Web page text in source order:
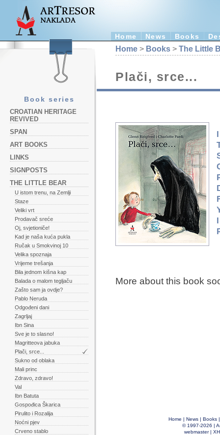
Home News Books
Book series
CROATIAN HERITAGE
REVIVED
SPAN
ART BOOKS
LINKS
SIGNPOSTS
THE LITTLE BEAR
U istom trenu, na Zemlji
Staze
Veliki vrt
Prodavač sreće
Oj, svjetioniče!
Kad je naša kuća pukla
Ručak u Smokvinoj 10
Velika spoznaja
Vrijeme trešanja
Bila jednom kišna kap
Balada o malom tegljaču
Zašto sam ja ovdje?
Pablo Neruda
Odgođeni dani
Zagrljaj
Ibn Sina
Sve je to slasno!
Magritteova jabuka
Plači, srce...
Sukno od oblaka
Mali princ
Zdravo, zdravo!
Val
Ibn Batuta
Gospođica Škarica
Pirulito i Rozalija
Noćni pjev
Crveno stablo
Home > Books > The Little
Plači, srce...
More about this book
Home | News| Books
© 1997-2026 |
webmaster|